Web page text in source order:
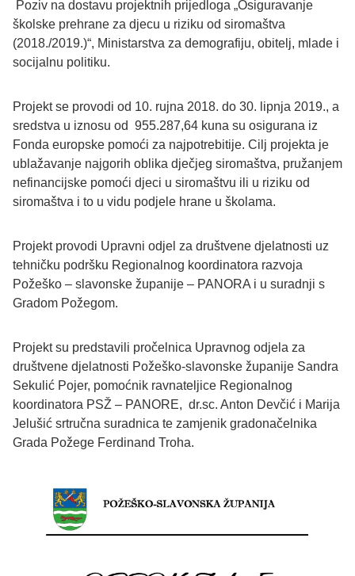
Poziv na dostavu projektnih prijedloga „Osiguravanje
školske prehrane za djecu u riziku od siromaštva
(2018./2019.)“, Ministarstva za demografiju, obitelj, mlade i
socijalnu politiku.
Projekt se provodi od 10. rujna 2018. do 30. lipnja 2019., a
sredstva u iznosu od 955.287,64 kuna su osigurana iz
Fonda europske pomoći za najpotrebitije. Cilj projekta je
ublažavanje najgorih oblika dječjeg siromaštva, pružanjem
nefinancijske pomoći djeci u siromaštvu ili u riziku od
siromaštva i to u vidu podjele hrane u školama.
Projekt provodi Upravni odjel za društvene djelatnosti uz
tehničku podršku Regionalnog koordinatora razvoja
Požeško – slavonske županije – PANORA i u suradnji s
Gradom Požegom.
Projekt su predstavili pročelnica Upravnog odjela za
društvene djelatnosti Požeško-slavonske županije Sandra
Sekulić Pojer, pomoćnik ravnateljice Regionalnog
koordinatora PSŽ – PANORE, dr.sc. Anton Devčić i Marija
Jelušić srtručna suradnica te zamjenik gradonačelnika
Grada Požege Ferdinand Troha.